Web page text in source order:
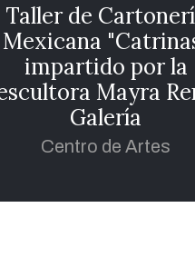
Taller de
Mexicana
impartido por la
Mayra
Galería
Centro de Artes